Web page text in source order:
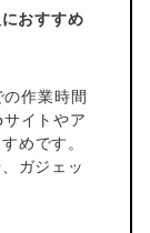
おすすめ
作業時間
イトやア
めです。
ガジェッ